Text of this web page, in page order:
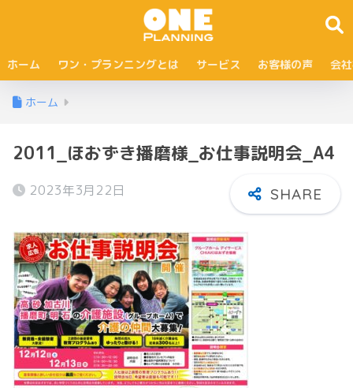
ホーム ワン・プランニングとは サービス お客様の声 会
ホーム
2011_ほおずき播磨様_お仕事説明会_A4
2023年3月22日